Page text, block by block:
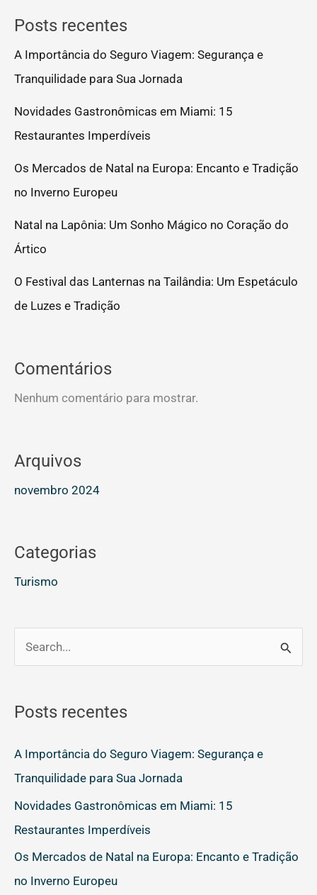
Posts recentes
A Importância do Seguro Viagem: Segurança e
Tranquilidade para Sua Jornada
Novidades Gastronômicas em Miami: 15
Restaurantes Imperdíveis
Os Mercados de Natal na Europa: Encanto e Tradição
no Inverno Europeu
Natal na Lapônia: Um Sonho Mágico no Coração do
Ártico
O Festival das Lanternas na Tailândia: Um Espetáculo
de Luzes e Tradição
Comentários
Nenhum comentário para mostrar.
Arquivos
novembro 2024
Categorias
Turismo
u
i
Posts recentes
A Importância do Seguro Viagem: Segurança e
Tranquilidade para Sua Jornada
Novidades Gastronômicas em Miami: 15
Restaurantes Imperdíveis
Os Mercados de Natal na Europa: Encanto e Tradição
no Inverno Europeu